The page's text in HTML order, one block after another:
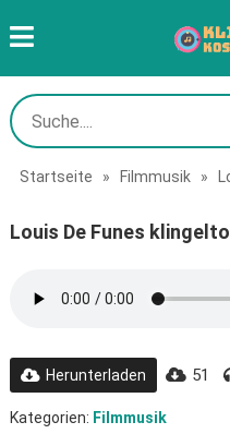
Startseite » Filmmusik »
Louis De Funes
Herunterladen 51
Kategorien: Filmmusik